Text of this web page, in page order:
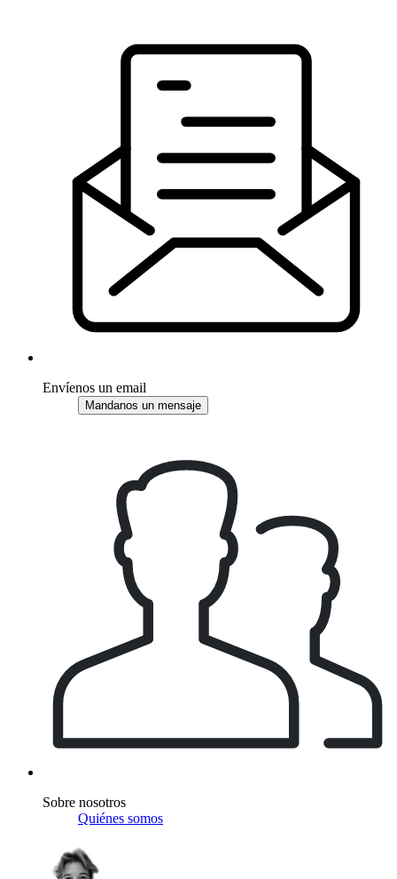
Envíenos un email
Mandanos un mensaje
Sobre nosotros
Quiénes somos